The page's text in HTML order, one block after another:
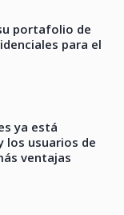
portafolio de
para el
ya está
los usuarios de
ventajas